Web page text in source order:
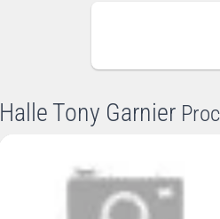
Halle Tony Garnier